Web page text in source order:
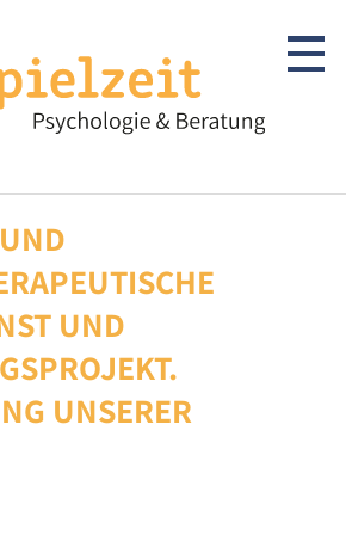
UND
UNSERER